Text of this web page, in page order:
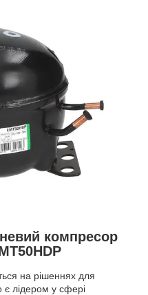
компресор
на рішеннях для
є лідером у сфері